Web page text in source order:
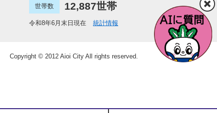
世帯数 12,887世帯
令和8年6月末日現在 統計情報
Copyright © 2012 Aioi City All rights reserved.